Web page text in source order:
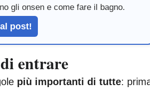
gli onsen e come fare il bagno.
post!
entrare
più importanti di tutte: